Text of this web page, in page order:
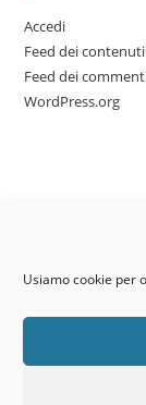
Usiamo cookie per
Accedi
Feed dei contenuti
Feed dei
WordPress.org